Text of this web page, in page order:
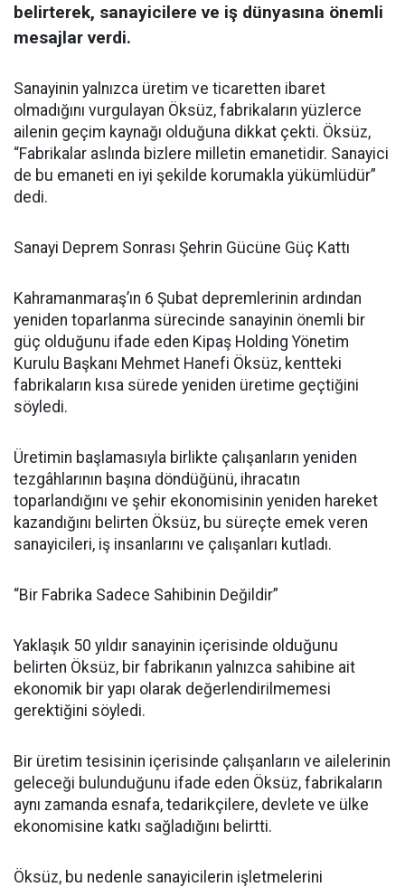
belirterek, sanayicilere ve iş dünyasına önemli
mesajlar verdi.
Sanayinin yalnızca üretim ve ticaretten ibaret
olmadığını vurgulayan Öksüz, fabrikaların yüzlerce
ailenin geçim kaynağı olduğuna dikkat çekti. Öksüz,
“Fabrikalar aslında bizlere milletin emanetidir. Sanayici
de bu emaneti en iyi şekilde korumakla yükümlüdür”
dedi.
Sanayi Deprem Sonrası Şehrin Gücüne Güç Kattı
Kahramanmaraş’ın 6 Şubat depremlerinin ardından
yeniden toparlanma sürecinde sanayinin önemli bir
güç olduğunu ifade eden Kipaş Holding Yönetim
Kurulu Başkanı Mehmet Hanefi Öksüz, kentteki
fabrikaların kısa sürede yeniden üretime geçtiğini
söyledi.
Üretimin başlamasıyla birlikte çalışanların yeniden
tezgâhlarının başına döndüğünü, ihracatın
toparlandığını ve şehir ekonomisinin yeniden hareket
kazandığını belirten Öksüz, bu süreçte emek veren
sanayicileri, iş insanlarını ve çalışanları kutladı.
“Bir Fabrika Sadece Sahibinin Değildir”
Yaklaşık 50 yıldır sanayinin içerisinde olduğunu
belirten Öksüz, bir fabrikanın yalnızca sahibine ait
ekonomik bir yapı olarak değerlendirilmemesi
gerektiğini söyledi.
Bir üretim tesisinin içerisinde çalışanların ve ailelerinin
geleceği bulunduğunu ifade eden Öksüz, fabrikaların
aynı zamanda esnafa, tedarikçilere, devlete ve ülke
ekonomisine katkı sağladığını belirtti.
Öksüz, bu nedenle sanayicilerin işletmelerini